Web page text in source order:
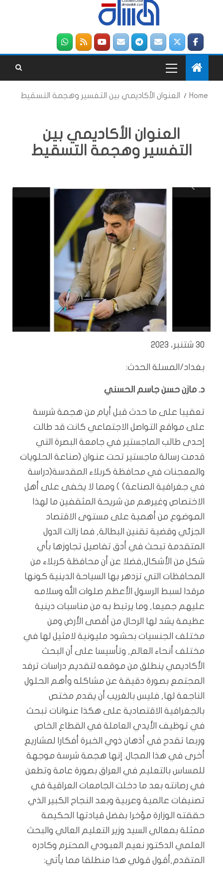
Home العنوان الأكاديمي بين التفسير وهجمة التسقيط
العنوان الأكاديمي بين
التفسير وهجمة التسقيط
30 شتنبر، 2023
بغداد/المسلة الحدث:
د. مازن حسن جاسم الحسني
تعقيبا على ما حدث قبل أيام من هجمة شرسة
على مواقع التواصل الاجتماعي كانت قد طالت
إحدى طالب الماجستير في جامعة البصرة التي
قدمت رسالة ماجستير تحت عنوان (صناعة الحلويات
والمعجنات في محافظة كربلاء المقدسة(دراسة
في جغرافية الصناعة) ) ومما لا يخفى على أهل
الاختصاص وغيرهم من شريحة المثقفين ما لهذا
الموضوع من أهمية على مستوى الاقتصاد
الجزئي وقضية تقنين البطالة, فما زالت الدول
المتقدمة تبحث في أدق تفاصيل تجاوزها بأي
شكل من الأشكال,فضلا عن أن محافظة كربلاء من
المحافظات التي تزدهر بها السياحة الدينية كونها
مرقدا لسبط الرسول الأعظم صلوات الله وسلامه
عليهم جميعا, وما يرتبط به من مناسبات دينية
عظيمة يشد لها الرحال من أقصى الأرض ومن
مختلف الجنسيات بحشود مليونية لامثيل لها في
مختلف أنحاء العالم, وتأسيسا على أن البحث
الأكاديمي ينطلق من موقعه لتقديم دراسات ترفد
المجتمع بصورة دقيقة عن مشاكله وأهم الحلول
الناجعة لها, فليس بالغريب أن يقدم مختص
بالجغرافية الاقتصادية على هكذا عنوانات تبحث
في توظيف الأيدي العاملة في القطاع الخاص
وربما تقدح في أذهان ذوي الخبرة أفكارا لمشاريع
أخرى في هذا المجال. إنها هجمة شرسة موجهة
للمساس بالتعليم في العراق بصورة عامة وتطعن
في رصانته بعد ما دخلت الجامعات العراقية في
تصنيفات عالمية وعربية وبعد النجاح الكبير الذي
حققته الوزارة مؤخرا بفضل قيادتها الحكيمة
ممثلة بمعالي السيد وزير التعليم العالي والبحث
العلمي الدكتور نعيم العبودي المحترم وكادره
المتقدم,أقول قولي هذا منطلقا مما يأتي: